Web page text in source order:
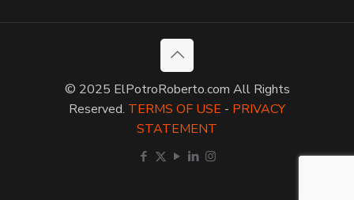
© 2025 ElPotroRoberto.com All Rights
Reserved. TERMS OF USE - PRIVACY
STATEMENT